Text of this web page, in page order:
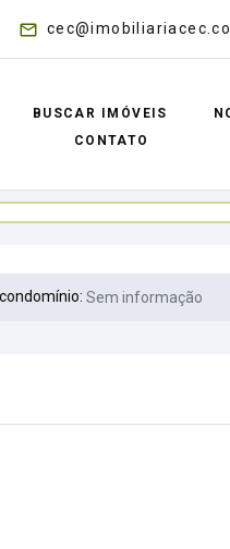
BUSCAR IMÓVEIS
CONTATO
Sem informação